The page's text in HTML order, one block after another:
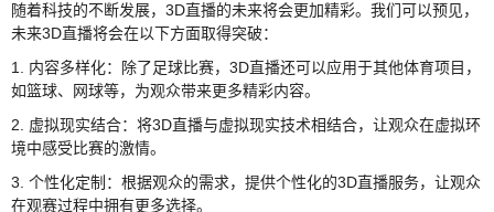
随着科技的不断发展，3D直播的未来将会更加精彩。我们可以预见，
未来3D直播将会在以下方面取得突破：
1. 内容多样化：除了足球比赛，3D直播还可以应用于其他体育项目，
如篮球、网球等，为观众带来更多精彩内容。
2. 虚拟现实结合：将3D直播与虚拟现实技术相结合，让观众在虚拟环
境中感受比赛的激情。
3. 个性化定制：根据观众的需求，提供个性化的3D直播服务，让观众
在观赛过程中拥有更多选择。